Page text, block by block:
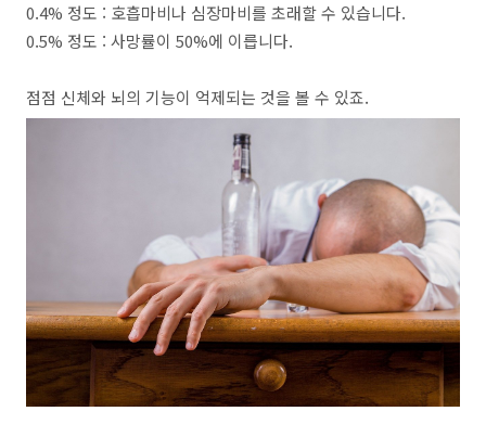
0.4% 정도 : 호흡마비나 심장마비를 초래할 수 있습니다.
0.5% 정도 : 사망률이 50%에 이릅니다.
점점 신체와 뇌의 기능이 억제되는 것을 볼 수 있죠.